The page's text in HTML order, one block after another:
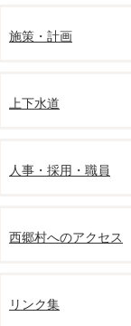
施策・計画
上下水道
人事・採用・職員
西郷村へのアクセス
リンク集